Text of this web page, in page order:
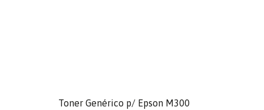
Toner Genérico p/ Epson M300